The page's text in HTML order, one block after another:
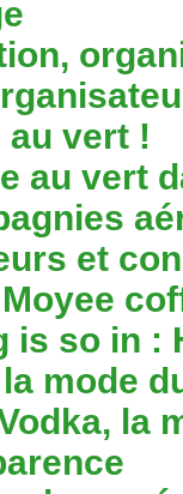
vert !
au vert
et
is so in :
mode
la